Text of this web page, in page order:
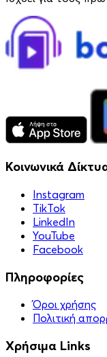
Κοινωνικά
Instagram
TikTok
LinkedIn
YouTube
Facebook
Πληροφορίες
Όροι χρήσης
Πολιτική
Χρήσιμα Links